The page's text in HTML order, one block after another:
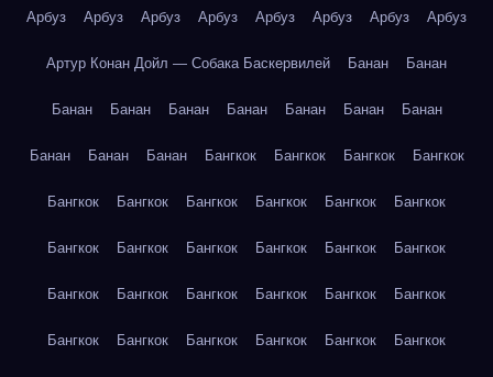
Арбуз Арбуз Арбуз Арбуз Арбуз Арбуз Арбуз Арбуз
Артур Конан Дойл — Собака Баскервилей Банан Банан
Банан Банан Банан Банан Банан Банан Банан
Банан Банан Банан Бангкок Бангкок Бангкок Бангкок
Бангкок Бангкок Бангкок Бангкок Бангкок Бангкок
Бангкок Бангкок Бангкок Бангкок Бангкок Бангкок
Бангкок Бангкок Бангкок Бангкок Бангкок Бангкок
Бангкок Бангкок Бангкок Бангкок Бангкок Бангкок